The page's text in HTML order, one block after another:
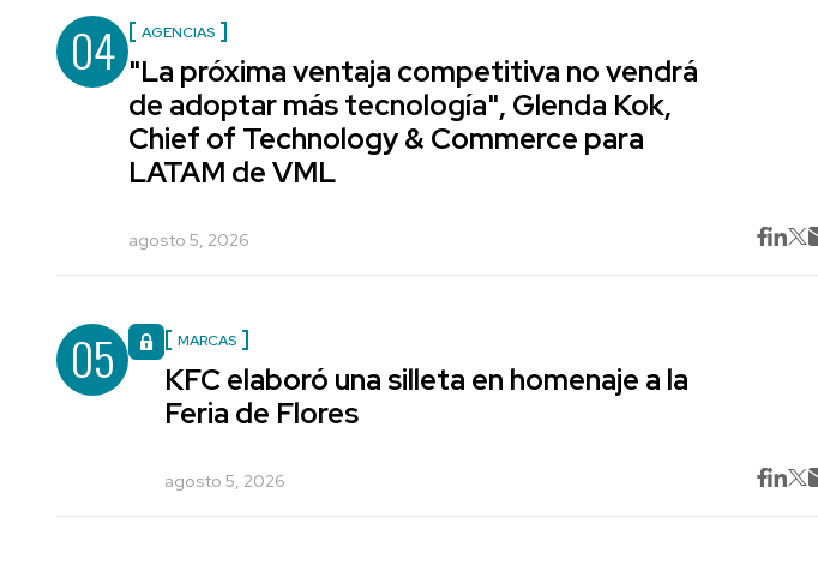
04 AGENCIAS
"La próxima ventaja competitiva no vendrá
de adoptar más tecnología", Glenda Kok,
Chief of Technology & Commerce para
LATAM de VML
agosto 5, 2026
05 MARCAS
KFC elaboró una silleta en homenaje a la
Feria de Flores
agosto 5, 2026